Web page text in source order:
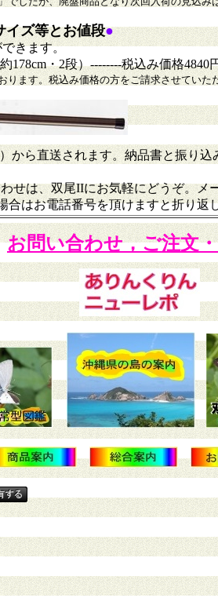
イズ等とお値段●
きます。
178cm・2段）--------税込み価格4840
ます。税込み価格の方をご請求させていた
から直送されます。納品書と振り
は、双尾IIにお気軽にどうぞ。メー
合はお電話番号を頂けますと折り返
お問い合わせ，ご注文